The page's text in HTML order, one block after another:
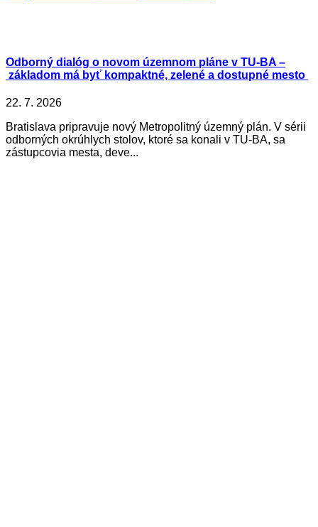
Odborný dialóg o novom územnom pláne v TU-BA –
základom má byť kompaktné, zelené a dostupné mesto
22. 7. 2026
Bratislava pripravuje nový Metropolitný územný plán. V sérii
odborných okrúhlych stolov, ktoré sa konali v TU-BA, sa
zástupcovia mesta, deve...